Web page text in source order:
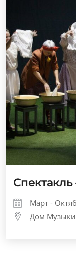
Март -
Дом Музыки